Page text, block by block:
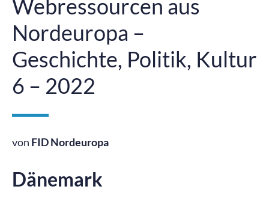
Webressourcen aus
Nordeuropa –
Geschichte, Politik, Kultur
6 – 2022
von FID Nordeuropa
Dänemark